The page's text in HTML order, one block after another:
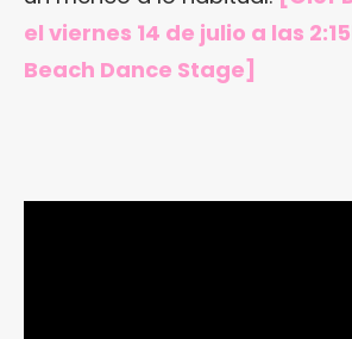
el viernes 14 de julio a las
Beach Dance Stage]